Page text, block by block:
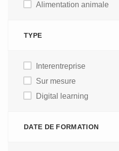
Alimentation animale
TYPE
Interentreprise
Sur mesure
Digital learning
DATE DE FORMATION